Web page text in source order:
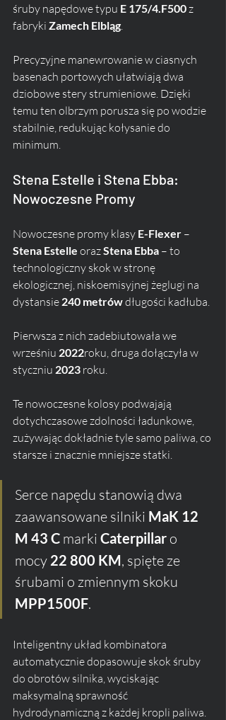
śruby napędowe typu E 175/4.F500 z
fabryki Zamech Elbląg
Precyzyjne manewrowanie w ciasnych
basenach portowych ułatwiają dwa
dziobowe stery strumieniowe. Dzięki
temu ten olbrzym porusza się po wodzie
stabilnie, redukując kołysanie do
minimum.
Stena Estelle i Stena Ebba:
Nowoczesne Promy
Nowoczesne promy klasy E-Flexer –
Stena Estelle oraz Stena Ebba – to
technologiczny skok w stronę
ekologicznej, niskoemisyjnej żeglugi na
dystansie 240 metrów długości kadłuba.
Pierwsza z nich zadebiutowała we
wrześniu 2022roku, druga dołączyła w
styczniu 2023 roku.
Te nowoczesne kolosy podwajają
dotychczasowe zdolności ładunkowe,
zużywając dokładnie tyle samo paliwa, co
starsze i znacznie mniejsze statki.
Serce napędu stanowią dwa
zaawansowane silniki MaK 12
M 43 C marki Caterpillar o
mocy 22 800 KM, spięte ze
śrubami o zmiennym skoku
MPP1500F.
Inteligentny układ kombinatora
automatycznie dopasowuje skok śruby
do obrotów silnika, wyciskając
maksymalną sprawność
hydrodynamiczną z każdej kropli paliwa.